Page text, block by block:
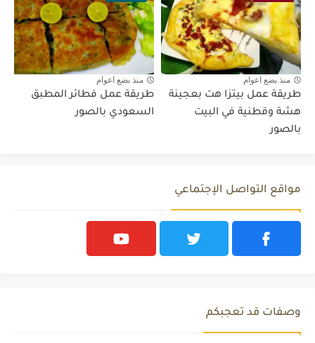
منذ بضع اعوام
طريقة عمل بيتزا هت بعجينة
هشة وقطنية في البيت
بالصور
منذ بضع اعوام
طريقة عمل فطائر المطبق
السعودي بالصور
مواقع التواصل الإجتماعي
وصفات قد تعجبكم